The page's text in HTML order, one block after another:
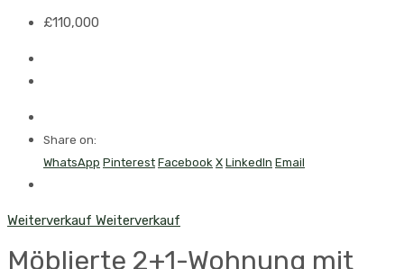
£110,000
Share on:
WhatsApp Pinterest Facebook X LinkedIn Email
Weiterverkauf Weiterverkauf
Möblierte 2+1-Wohnung mit